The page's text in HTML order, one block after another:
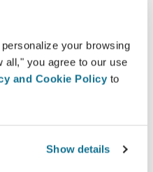
your browsing
all," you agree to our use
and Cookie Policy to
Show details
ります。
リサリクス３Dシミュレ